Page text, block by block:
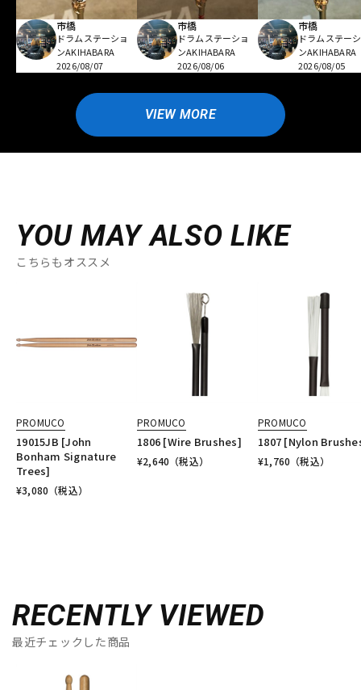
市橋
ドラムステーショ
ンAKIHABARA
2026/08/07
市橋
ドラムステーショ
ンAKIHABARA
2026/08/06
市橋
ドラムステー
ンAKIHABARA
2026/08/05
VIEW MORE
YOU MAY ALSO LIKE
こちらもオススメ
PROMUCO
19015JB [John
Bonham Signature
Trees]
¥3,080 （税込）
PROMUCO
1806 [Wire Brushes]
¥2,640 （税込）
PROMUCO
1807 [Nylon
¥1,760 （税込）
RECENTLY VIEWED
最近チェックした商品